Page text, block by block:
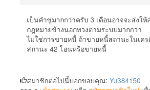
เป็นคำขู่มากกว่าครับ 3 เดือนอาจจะส่งใ
กฎหมายข้างนอกทวงตามระบบมากกว่า
ไม่ใช่การขายหนี้ ถ้าขายหนี้สถานะในเค
สถานะ 42 โอนหรือขายหนี้
สมาชิกต่อไปนี้บอกขอบคุณ: Yu384150